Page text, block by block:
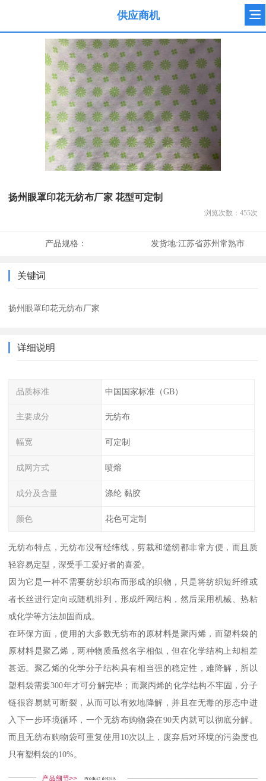
供应商机
扬州眼罩印花无纺布厂家 花型可定制
浏览次数： 455次
产品规格： 发货地:江苏省苏州常熟市
关键词
扬州眼罩印花无纺布厂家
详细说明
品质标准 中国国家标准（GB）
主要成分 无纺布
幅宽 可定制
成网方式 喷熔
成分及含量 涤纶 黏胶
颜色 花色可定制
无纺布特点，无纺布没有经纬线，剪裁和缝纫都非常方便，而且质
轻容易定型，深受手工爱好者的喜爱。
因为它是一种不需要纺纱织布而形成的织物，只是将纺织短纤维或
者长丝进行定向或随机排列，形成纤网结构，然后采用机械、热粘
或化学等方法加固而成。
在环保方面，使用的大多数无纺布的原材料是聚丙烯，而塑料袋的
原材料是聚乙烯，两种物质虽然名字相似，但在化学结构上却相差
甚远。聚乙烯的化学分子结构具有相当强的稳定性，难降解，所以
塑料袋需要300年才可分解完毕；而聚丙烯的化学结构不牢固，分子
链很容易就可断裂，从而可以有效地降解，并且在无毒的形态中进
入下一步环境循环，一个无纺布购物袋在90天内就可以彻底分解。
而且无纺布购物袋可重复使用10次以上，废弃后对环境的污染度也
只有塑料袋的10%。